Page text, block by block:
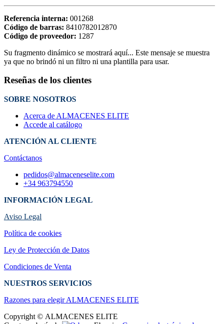
Referencia interna: 001268
Código de barras: 8410782012870
Código de proveedor: 1287
Su fragmento dinámico se mostrará aquí... Este mensaje se muestra
ya que no brindó ni un filtro ni una plantilla para usar.
Reseñas de los clientes
SOBRE NOSOTROS
Acerca de ALMACENES ELITE
Accede al catálogo
ATENCIÓN AL CLIENTE
Contáctanos
pedidos@almaceneselite.com
+34 963794550
INFORMACIÓN LEGAL
Aviso Legal
Política de cookies
Ley de Protección de Datos
Condiciones de Venta
NUESTROS SERVICIOS
Razones para elegir ALMACENES ELI​TE
Copyright © ALMACENES ELITE